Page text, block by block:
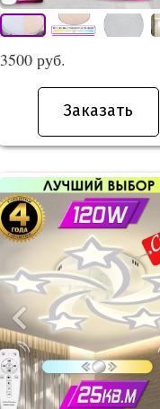
3500 руб.
Заказать